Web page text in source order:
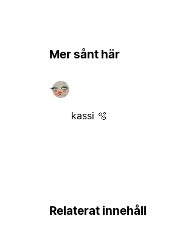
Mer sånt här
kassi 🫧
Relaterat innehåll